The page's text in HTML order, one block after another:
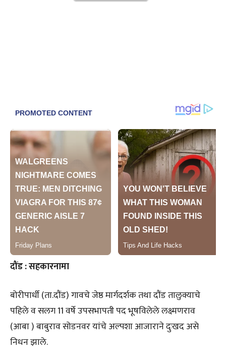
दौंड : सहकारनामा
बोरीपार्धी (ता.दौंड) गावचे जेष्ठ मार्गदर्शक तथा दौंड तालुक्याचे
पहिले व सलग 11 वर्षे उपसभापती पद भूषविलेले लक्ष्मणराव
(आबा ) बाबुराव सोडनवर यांचे अल्पशा आजाराने दुःखद असे
निधन झाले.